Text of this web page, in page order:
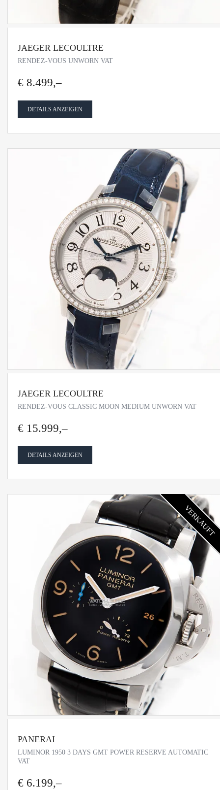
JAEGER LECOULTRE
RENDEZ-VOUS UNWORN VAT
€ 8.499,–
DETAILS ANZEIGEN
JAEGER LECOULTRE
RENDEZ-VOUS CLASSIC MOON MEDIUM UNWORN VAT
€ 15.999,–
DETAILS ANZEIGEN
VERKAUFT
PANERAI
LUMINOR 1950 3 DAYS GMT POWER RESERVE AUTOMATIC
VAT
€ 6.199,–